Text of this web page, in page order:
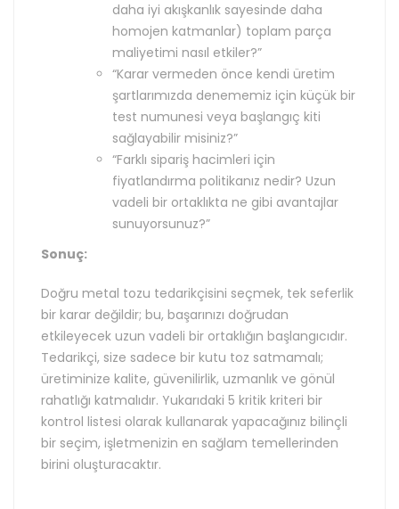
daha iyi akışkanlık sayesinde daha
homojen katmanlar) toplam parça
maliyetimi nasıl etkiler?”
“Karar vermeden önce kendi üretim
şartlarımızda denememiz için küçük bir
test numunesi veya başlangıç kiti
sağlayabilir misiniz?”
“Farklı sipariş hacimleri için
fiyatlandırma politikanız nedir? Uzun
vadeli bir ortaklıkta ne gibi avantajlar
sunuyorsunuz?”
Sonuç:
Doğru metal tozu tedarikçisini seçmek, tek seferlik
bir karar değildir; bu, başarınızı doğrudan
etkileyecek uzun vadeli bir ortaklığın başlangıcıdır.
Tedarikçi, size sadece bir kutu toz satmamalı;
üretiminize kalite, güvenilirlik, uzmanlık ve gönül
rahatlığı katmalıdır. Yukarıdaki 5 kritik kriteri bir
kontrol listesi olarak kullanarak yapacağınız bilinçli
bir seçim, işletmenizin en sağlam temellerinden
birini oluşturacaktır.